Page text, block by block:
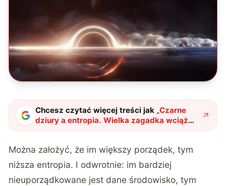
Chcesz czytać więcej treści jak „Czarne
dziury a entropia. Wielka zagadka wciąż
zastanawia naukowców"?
Można założyć, że im większy porządek,tym
niższa entropia. I odwrotnie: im bardziej
nieuporządkowane jest dane środowisko, tym